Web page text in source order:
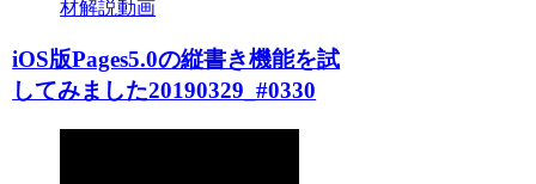
材解説動画
iOS版Pages5.0の縦書き機能を試
してみました20190329_#0330